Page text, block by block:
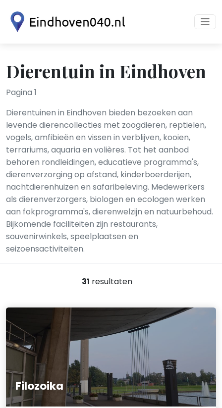
Dierentuin in Eindhoven
Pagina 1
Dierentuinen in Eindhoven bieden bezoeken aan
levende dierencollecties met zoogdieren, reptielen,
vogels, amfibieën en vissen in verblijven, kooien,
terrariums, aquaria en volières. Tot het aanbod
behoren rondleidingen, educatieve programma's,
dierenverzorging op afstand, kinderboerderijen,
nachtdierenhuizen en safaribeleving. Medewerkers
als dierenverzorgers, biologen en ecologen werken
aan fokprogramma's, dierenwelzijn en natuurbehoud.
Bijkomende faciliteiten zijn restaurants,
souvenirwinkels, speelplaatsen en
seizoensactiviteiten.
31 resultaten
Filozoika